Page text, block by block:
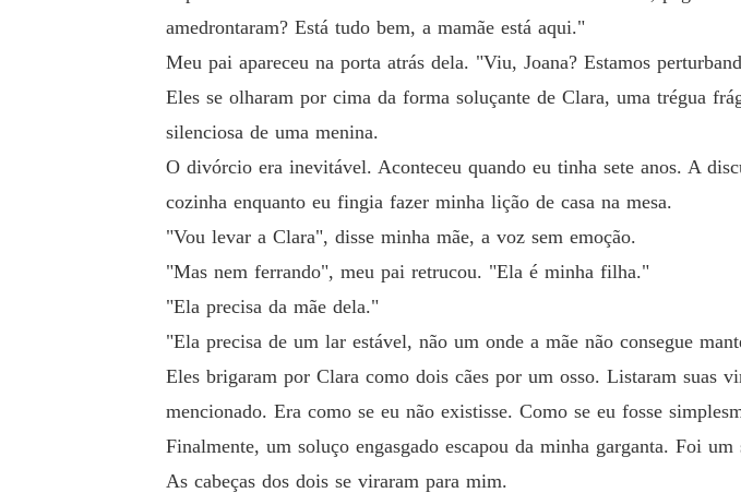
amedrontaram? Está tudo bem, a mamãe está aqui."
Meu pai apareceu na porta atrás dela. "Viu, Joana? Estamos
Eles se olharam por cima da forma soluçante de Clara, uma trégua
silenciosa de uma menina.
O divórcio era inevitável. Aconteceu quando eu tinha sete anos. A
cozinha enquanto eu fingia fazer minha lição de casa na mesa.
"Vou levar a Clara", disse minha mãe, a voz sem emoção.
"Mas nem ferrando", meu pai retrucou. "Ela é minha filha."
"Ela precisa da mãe dela."
"Ela precisa de um lar estável, não um onde a mãe não consegue
Eles brigaram por Clara como dois cães por um osso. Listaram suas
mencionado. Era como se eu não existisse. Como se eu fosse
Finalmente, um soluço engasgado escapou da minha garganta. Foi um
As cabeças dos dois se viraram para mim.